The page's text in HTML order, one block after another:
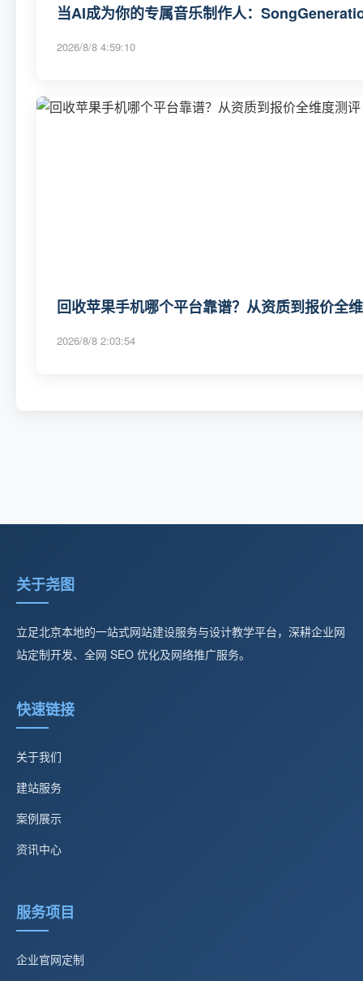
当AI成为你的专属音乐制作人：
2026/8/8 4:59:10
回收苹果手机哪个平台靠谱？从资质到报价全
2026/8/8 2:03:54
关于尧图
立足北京本地的一站式网站建设服务与设计教学平台，深耕企业网
站定制开发、全网 SEO 优化及网络推广服务。
快速链接
关于我们
建站服务
案例展示
资讯中心
服务项目
企业官网定制